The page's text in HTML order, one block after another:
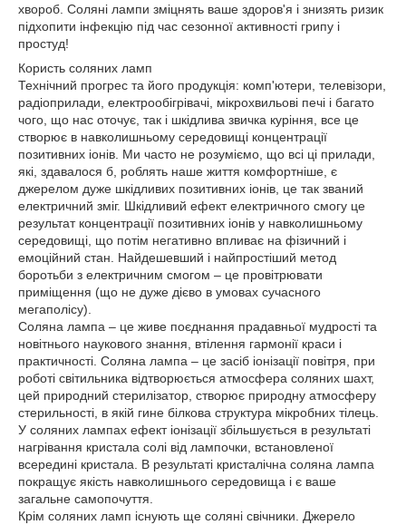
хвороб. Соляні лампи зміцнять ваше здоров'я і знизять ризик
підхопити інфекцію під час сезонної активності грипу і
простуд!
Користь соляних ламп
Технічний прогрес та його продукція: комп'ютери, телевізори,
радіоприлади, електрообігрівачі, мікрохвильові печі і багато
чого, що нас оточує, так і шкідлива звичка куріння, все це
створює в навколишньому середовищі концентрації
позитивних іонів. Ми часто не розуміємо, що всі ці прилади,
які, здавалося б, роблять наше життя комфортніше, є
джерелом дуже шкідливих позитивних іонів, це так званий
електричний зміг. Шкідливий ефект електричного смогу це
результат концентрації позитивних іонів у навколишньому
середовищі, що потім негативно впливає на фізичний і
емоційний стан. Найдешевший і найпростіший метод
боротьби з електричним смогом – це провітрювати
приміщення (що не дуже дієво в умовах сучасного
мегаполісу).
Соляна лампа – це живе поєднання прадавньої мудрості та
новітнього наукового знання, втілення гармонії краси і
практичності. Соляна лампа – це засіб іонізації повітря, при
роботі світильника відтворюється атмосфера соляних шахт,
цей природний стерилізатор, створює природну атмосферу
стерильності, в якій гине білкова структура мікробних тілець.
У соляних лампах ефект іонізації збільшується в результаті
нагрівання кристала солі від лампочки, встановленої
всередині кристала. В результаті кристалічна соляна лампа
покращує якість навколишнього середовища і є ваше
загальне самопочуття.
Крім соляних ламп існують ще соляні свічники. Джерело